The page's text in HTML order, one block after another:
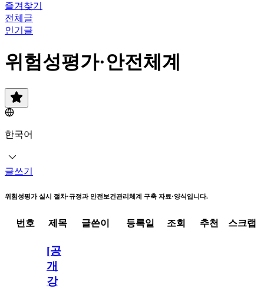
즐겨찾기
전체글
인기글
위험성평가·안전체계
한국어
글쓰기
위험성평가 실시 절차·규정과 안전보건관리체계 구축 자료·양식입니다.
번호 제목 글쓴이 등록일 조회 추천 스크랩
[공
개
강